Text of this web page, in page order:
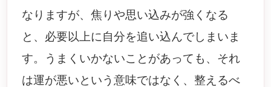
なりますが、焦りや思い込みが強くなる
と、必要以上に自分を追い込んでしまいま
す。うまくいかないことがあっても、それ
は運が悪いという意味ではなく、整えるべ